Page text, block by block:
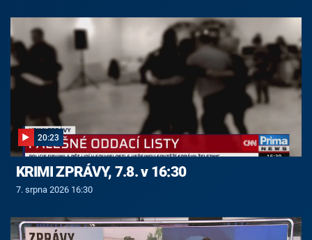
20:23
KRIMI ZPRÁVY, 7.8. v 16:30
7. srpna 2026 16:30